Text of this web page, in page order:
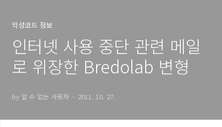
악성코드 정보
인터넷 사용 중단 관련 메일
로 위장한 Bredolab 변형
by 알 수 없는 사용자 2011. 10. 27.